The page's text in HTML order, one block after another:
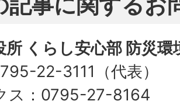
所 くらし安心部 防災環
22-3111（代表）
ス：0795-27-8164